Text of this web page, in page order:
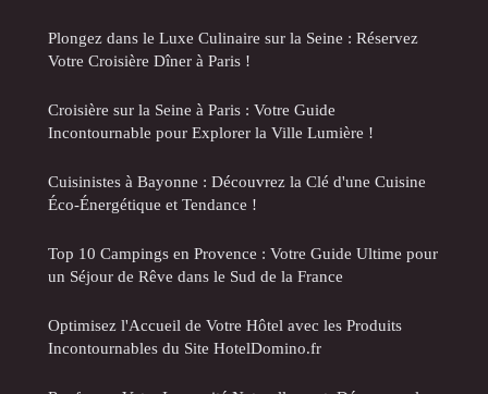
Plongez dans le Luxe Culinaire sur la Seine : Réservez
Votre Croisière Dîner à Paris !
Croisière sur la Seine à Paris : Votre Guide
Incontournable pour Explorer la Ville Lumière !
Cuisinistes à Bayonne : Découvrez la Clé d'une Cuisine
Éco-Énergétique et Tendance !
Top 10 Campings en Provence : Votre Guide Ultime pour
un Séjour de Rêve dans le Sud de la France
Optimisez l'Accueil de Votre Hôtel avec les Produits
Incontournables du Site HotelDomino.fr